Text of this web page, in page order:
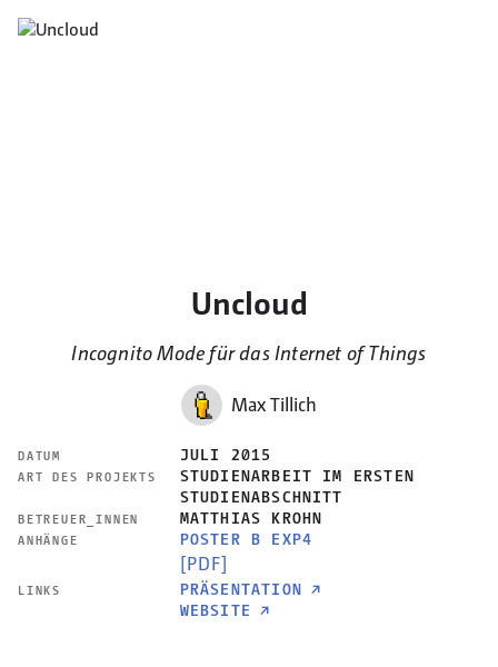
Uncloud
Incognito Mode für das Internet of Things
Max Tillich
DATUM JULI 2015
ART DES PROJEKTS
STUDIENARBEIT IM ERSTEN
STUDIENABSCHNITT
BETREUER_INNEN MATTHIAS KROHN
ANHÄNGE POSTER B EXP4
[PDF]
LINKS PRÄSENTATION ↗
WEBSITE ↗